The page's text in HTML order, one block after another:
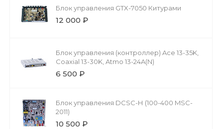
Блок управления GTX-7050 Китурами
12 000 ₽
Блок управления (контроллер) Ace 13-35K,
Coaxial 13-30K, Atmo 13-24A(N)
6 500 ₽
Блок управления DCSC-Н (100-400 MSC-
2011)
10 500 ₽